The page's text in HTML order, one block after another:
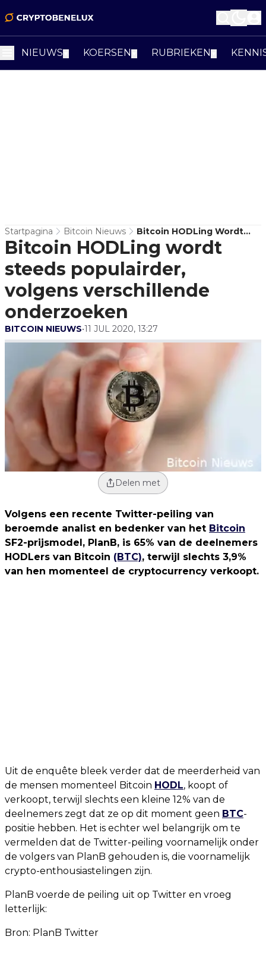
NIEUWS KOERSEN RUBRIEKEN
Startpagina Bitcoin Nieuws
Bitcoin HODLing Wordt
Steeds Populairder,
Volgens Verschillende
Onderzoeken
Bitcoin HODLing wordt
steeds populairder,
volgens verschillende
onderzoeken
BITCOIN NIEUWS•11 JUL 2020, 13:27
Delen met
Volgens een recente Twitter-peiling van
beroemde analist en bedenker van het Bitcoin
SF2-prijsmodel, PlanB, is 65% van de deelnemers
HODLers van Bitcoin (BTC), terwijl slechts 3,9%
van hen momenteel de cryptocurrency verkoopt.
Uit de enquête bleek verder dat de meerderheid van
de mensen momenteel Bitcoin HODL, koopt of
verkoopt, terwijl slechts een kleine 12% van de
deelnemers zegt dat ze op dit moment geen BTC-
positie hebben. Het is echter wel belangrijk om te
vermelden dat de Twitter-peiling voornamelijk onder
de volgers van PlanB gehouden is, die voornamelijk
crypto-enthousiastelingen zijn.
PlanB voerde de peiling uit op Twitter en vroeg
letterlijk:
Bron: PlanB Twitter